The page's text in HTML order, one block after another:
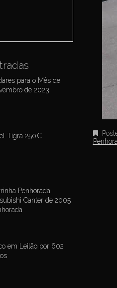
para o Mês de
de 2023
Tigra 250€
Penhorada
Canter de 2005
em Leilão por 602